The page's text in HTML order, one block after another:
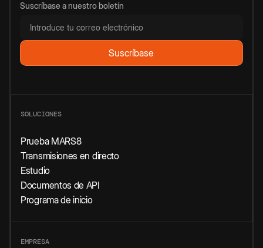
Suscríbase a nuestro boletín
SOLUCIONES
Prueba MARS8
Transmisiones en directo
Estudio
Documentos de API
Programa de inicio
EMPRESA